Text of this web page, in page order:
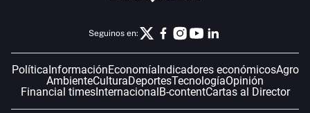
Seguinos en:
Política InformaciónEconomía Indicadores económicosAgro
AmbienteCulturaDeportesTecnologíaOpinión
Financial timesInternacional B-contentCartas al Director